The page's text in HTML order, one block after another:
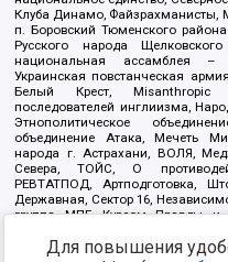
Клуба Динамо, Файзрахманисты,
п. Боровский Тюменского
Русского народа
национальная ассамблея –
Украинская повстанческая
Белый Крест, Misanthropic
последователей инглиизма,
Этнополитическое
объединение Атака, Мечеть
народа г. Астрахани, ВОЛЯ,
Севера, ТОЙС, О
РЕВТАТПОД, Артподготовка,
Державная, Сектор 16,
группа МПГ, Курсом Правды и
Благотворительный
Для повышения